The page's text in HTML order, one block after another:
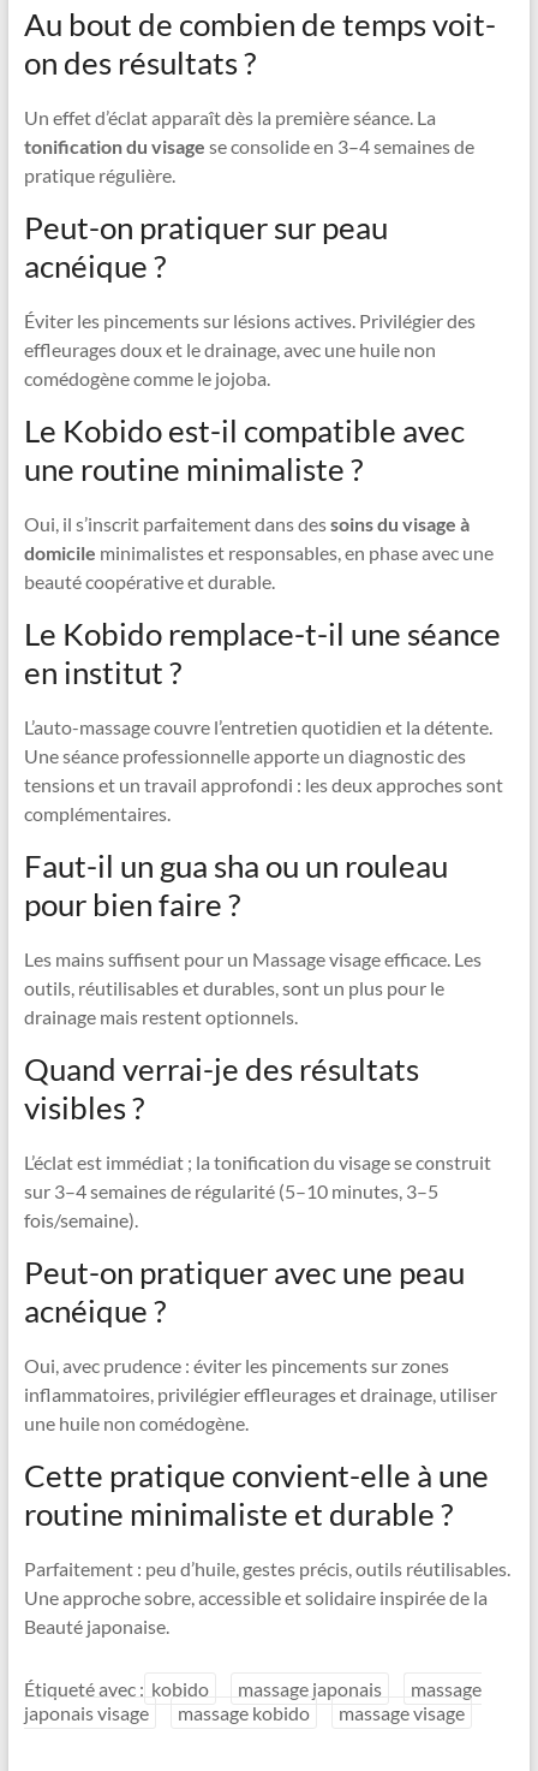
Au bout de combien de temps voit-
on des résultats ?
Un effet d’éclat apparaît dès la première séance. La
tonification du visage se consolide en 3–4 semaines de
pratique régulière.
Peut-on pratiquer sur peau
acnéique ?
Éviter les pincements sur lésions actives. Privilégier des
effleurages doux et le drainage, avec une huile non
comédogène comme le jojoba.
Le Kobido est-il compatible avec
une routine minimaliste ?
Oui, il s’inscrit parfaitement dans dessoins du visage à
domicile minimalistes et responsables, en phase avec une
beauté coopérative et durable.
Le Kobido remplace-t-il une séance
en institut ?
L’auto-massage couvre l’entretien quotidien et la détente.
Une séance professionnelle apporte un diagnostic des
tensions et un travail approfondi : les deux approches sont
complémentaires.
Faut-il un gua sha ou un rouleau
pour bien faire ?
Les mains suffisent pour un Massage visage efficace. Les
outils, réutilisables et durables, sont un plus pour le
drainage mais restent optionnels.
Quand verrai-je des résultats
visibles ?
L’éclat est immédiat ; la tonification du visage se construit
sur 3–4 semaines de régularité (5–10 minutes, 3–5
fois/semaine).
Peut-on pratiquer avec une peau
acnéique ?
Oui, avec prudence : éviter les pincements sur zones
inflammatoires, privilégier effleurages et drainage, utiliser
une huile non comédogène.
Cette pratique convient-elle à une
routine minimaliste et durable ?
Parfaitement : peu d’huile, gestes précis, outils réutilisables.
Une approche sobre, accessible et solidaire inspirée de la
Beauté japonaise.
Étiqueté avec : kobido massage japonais
massage
japonais visage
massage kobido massage visage